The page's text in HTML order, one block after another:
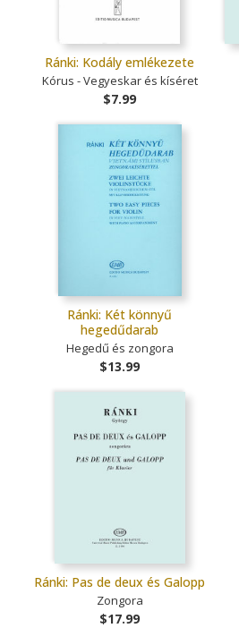
Ránki: Kodály emlékezete
Kórus - Vegyeskar és kíséret
$7.99
Ránki: Két könnyű
hegedűdarab
Hegedű és zongora
$13.99
Ránki: Pas de deux és Galopp
Zongora
$17.99